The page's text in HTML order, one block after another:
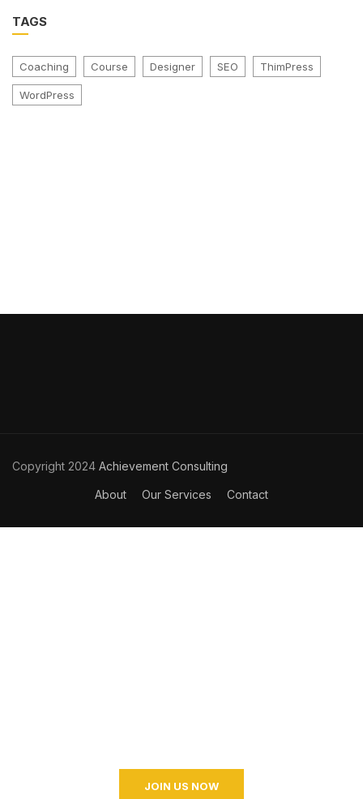
TAGS
Coaching Course Designer SEO ThimPress
WordPress
Copyright 2024 Achievement Consulting
About Our Services Contact
JOIN US NOW